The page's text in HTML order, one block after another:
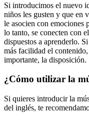
Si introducimos el nuevo
niños les gusten y que en
le asocien con emociones
lo tanto, se conecten con
dispuestos a aprenderlo.
más facilidad el
importante, la disposición.
¿Cómo utilizar la
Si quieres introducir la
del inglés, te